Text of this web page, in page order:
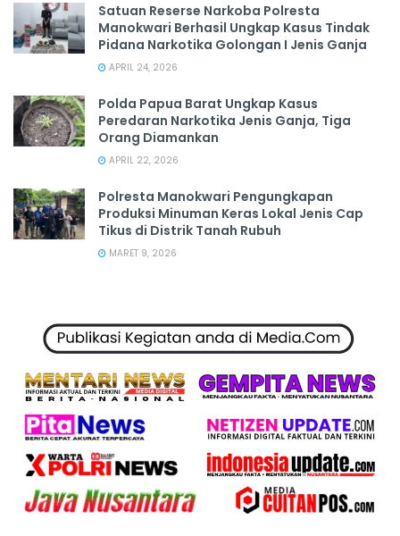
Satuan Reserse Narkoba Polresta
Manokwari Berhasil Ungkap Kasus Tindak
Pidana Narkotika Golongan I Jenis Ganja
APRIL 24, 2026
Polda Papua Barat Ungkap Kasus
Peredaran Narkotika Jenis Ganja, Tiga
Orang Diamankan
APRIL 22, 2026
Polresta Manokwari Pengungkapan
Produksi Minuman Keras Lokal Jenis Cap
Tikus di Distrik Tanah Rubuh
MARET 9, 2026